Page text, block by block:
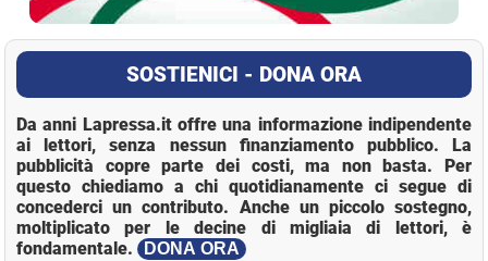
SOSTIENICI - DONA ORA
Da anni Lapressa.it offre una informazione indipendente
ai lettori, senza nessun finanziamento pubblico. La
pubblicità copre parte dei costi, ma non basta. Per
questo chiediamo a chi quotidianamente ci segue di
concederci un contributo. Anche un piccolo sostegno,
moltiplicato per le decine di migliaia di lettori, è
fondamentale.
DONA ORA